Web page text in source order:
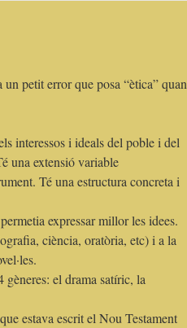
petit error que posa “ètica” quan
interessos i ideals del poble i del
una extensió variable
Té una estructura concreta i
expressar millor les idees.
ciència, oratòria, etc) i a la
gèneres: el drama satíric, la
estava escrit el Nou Testament